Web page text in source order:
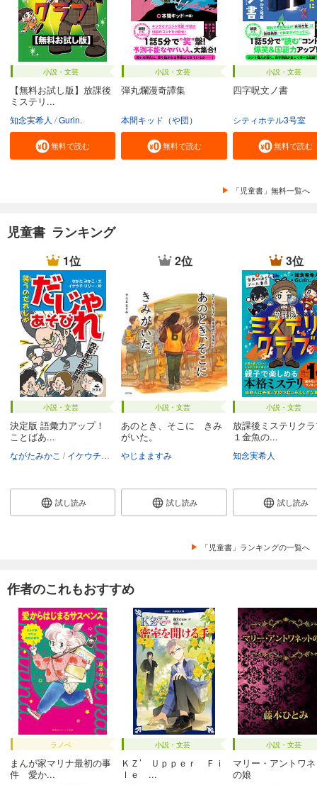
小説・文芸
【無料お試し版】放課後
ミステリ...
知念実希人 Gurin.
無料で読む
小説・文芸
弾丸爛漫奇譚集
本間キッド（や団）
無料で読む
小説・文芸
四字呪文ノ書
シティホテル3号室
無料で読む
「児童書」無料一覧へ
児童書 ランキング
1位
小説・文芸
決定版 語彙力アップ！
ことばあ...
ながたみかこ イケウチリリー
試し読み
2位
小説・文芸
あのとき、そこに きみ
がいた。
やじまますみ
試し読み
3位
小説・文芸
放課後ミステリク
１金魚の...
知念実希人
試し読み
「児童書」ランキングの一覧へ
作者のこれもおすすめ
ラノベ
まんが家マリナ最初の事
件 愛か...
小説・文芸
ＫＺ’ Ｕｐｐｅｒ Ｆｉ
ｌｅ ...
小説・文芸
マリー・アントワ
の娘